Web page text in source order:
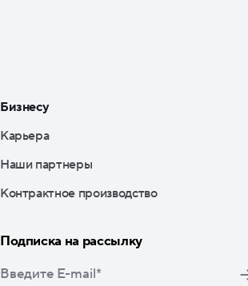
Бизнесу
Карьера
Наши партнеры
Контрактное производство
Подписка на рассылку